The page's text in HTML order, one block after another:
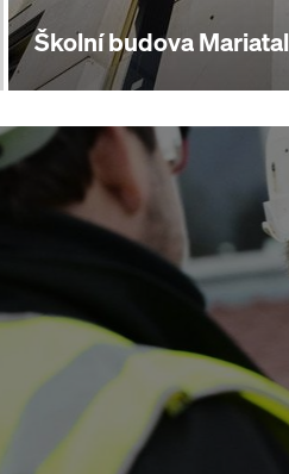
Školní budova Mariatal